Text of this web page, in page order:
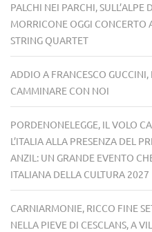
PALCHI NEI PARCHI,
MORRICONE OGGI CONCERTO
STRING QUARTET
ADDIO A FRANCESCO
CAMMINARE CON NOI
PORDENONELEGGE, IL VOLO
L’ITALIA ALLA PRESENZA DEL
ANZIL: UN GRANDE EVENTO
ITALIANA DELLA CULTURA 2027
CARNIARMONIE, RICCO FINE
NELLA PIEVE DI CESCLANS, A